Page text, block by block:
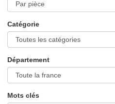
Catégorie
Département
Mots clés